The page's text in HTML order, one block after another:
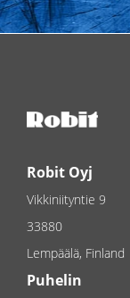
Robit Oyj
Vikkiniityntie 9
33880
Lempäälä, Finland
Puhelin